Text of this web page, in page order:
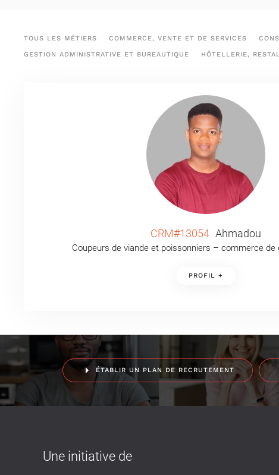
TOUS LES MÉTIERS COMMERCE, VENTE ET DE SERVICES
GESTION ADMINISTRATIVE ET BUREAUTIQUE HÔTELLERIE,
CRM#13054 Ahmadou
Coupeurs de viande et poissonniers – commerce de
PROFIL +
ÉTABLIR UN PLAN DE RECRUTEMENT
Une initiative de